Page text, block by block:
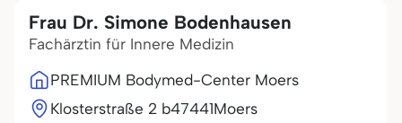
Frau Dr. Simone Bodenhausen
Fachärztin für Innere Medizin
PREMIUM Bodymed-Center Moers
Klosterstraße 2 b47441Moers